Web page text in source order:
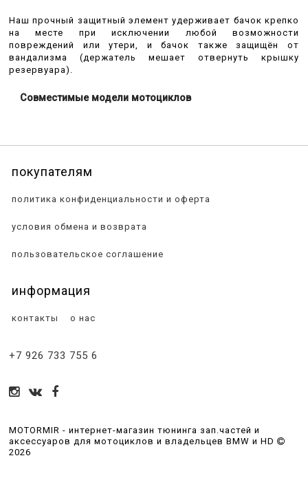
Наш прочный защитный элемент удерживает бачок крепко
на месте при исключении любой возможности
повреждений или утери, и бачок также защищён от
вандализма (держатель мешает отвернуть крышку
резервуара).
Совместимые модели мотоциклов
покупателям
политика конфиденциальности и оферта
условия обмена и возврата
пользовательское соглашение
информация
контакты о нас
+7 926 733 755 6
MOTORMIR - интернет-магазин тюнинга зап.частей и
аксессуаров для мотоциклов и владельцев BMW и HD
2026